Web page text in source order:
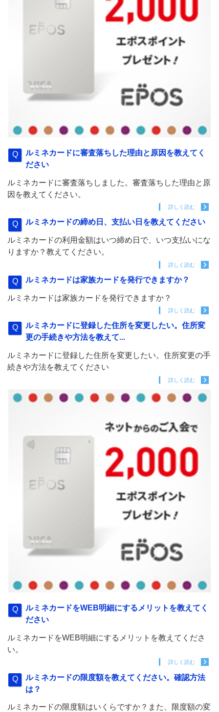
ルミネカードに審査落ちした理由と原因を教えてく
ださい
ルミネカードに審査落ちしました。審査落ちした理由と原
因を教えてください。
詳しく読む
ルミネカードの締め日、支払い日を教えてください
ルミネカードの利用金額はいつ締め日で、いつ支払いにな
りますか？教えてください。
詳しく読む
ルミネカードは家族カードを発行できますか？
ルミネカードは家族カードを発行できますか？
詳しく読む
ルミネカードに登録した住所を変更したい。住所変
更の手続きや方法を教えて...
ルミネカードに登録した住所を変更したい。住所変更の手
続きや方法を教えてください
詳しく読む
ルミネカードをWEB明細にするメリットを教えてく
ださい
ルミネカードをWEB明細にするメリットを教えてくださ
い。
詳しく読む
ルミネカードの限度額を教えてください。確認方法
は？
ルミネカードの限度額はいくらですか？また、限度額の変